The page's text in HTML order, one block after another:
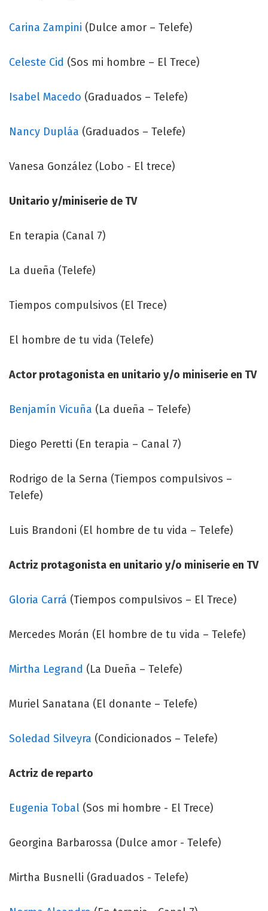
Carina Zampini (Dulce amor – Telefe)
Celeste Cid (Sos mi hombre – El Trece)
Isabel Macedo (Graduados – Telefe)
Nancy Dupláa (Graduados – Telefe)
Vanesa González (Lobo - El trece)
Unitario y/miniserie de TV
En terapia (Canal 7)
La dueña (Telefe)
Tiempos compulsivos (El Trece)
El hombre de tu vida (Telefe)
Actor protagonista en unitario y/o miniserie en TV
Benjamín Vicuña (La dueña – Telefe)
Diego Peretti (En terapia – Canal 7)
Rodrigo de la Serna (Tiempos compulsivos –
Telefe)
Luis Brandoni (El hombre de tu vida – Telefe)
Actriz protagonista en unitario y/o miniserie en TV
Gloria Carrá (Tiempos compulsivos – El Trece)
Mercedes Morán (El hombre de tu vida – Telefe)
Mirtha Legrand (La Dueña – Telefe)
Muriel Sanatana (El donante – Telefe)
Soledad Silveyra (Condicionados – Telefe)
Actriz de reparto
Eugenia Tobal (Sos mi hombre - El Trece)
Georgina Barbarossa (Dulce amor - Telefe)
Mirtha Busnelli (Graduados - Telefe)